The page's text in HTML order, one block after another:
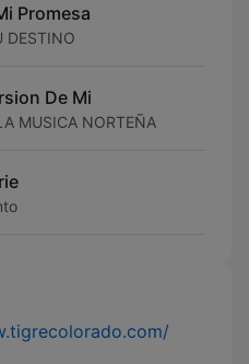
Promesa
DESTINO
De Mi
MUSICA NORTEÑA